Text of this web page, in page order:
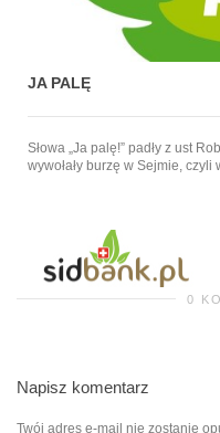
JA PALĘ
Słowa „Ja palę!” padły z ust
wywołały burzę w Sejmie, czyli
0
Napisz komentarz
Twój adres e-mail nie zostanie